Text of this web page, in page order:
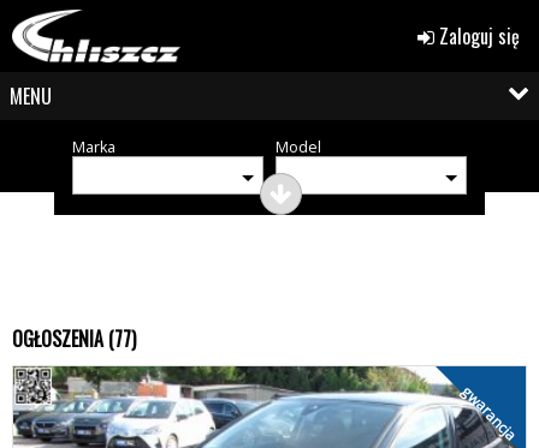
Zaloguj się
MENU
Marka Model
OGŁOSZENIA (77)
gwarancja